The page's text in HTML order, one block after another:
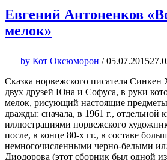
Евгений Антоненков
мелок»
by Кот Оксюморон / 05.07.2015
Сказка норвежского писателя
двух друзей Юна и Софуса, в руки
мелок, рисующий настоящие
дважды: сначала, в 1961 г., отдельной
иллюстрациями норвежского
после, в конце 80-х гг., в составе
немногочисленными черно-белыми
Диодорова (этот сборник был одной